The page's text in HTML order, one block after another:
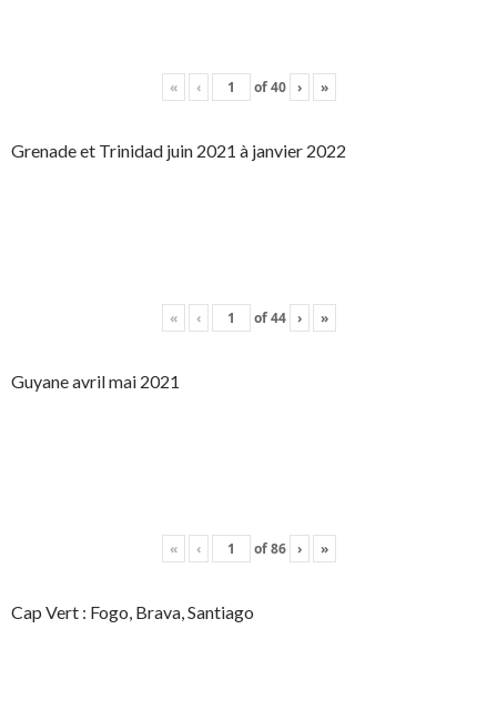
« ‹ of40 › »
Grenade et Trinidad juin 2021 à janvier 2022
« ‹ of44 › »
Guyane avril mai 2021
« ‹ of86 › »
Cap Vert : Fogo, Brava, Santiago